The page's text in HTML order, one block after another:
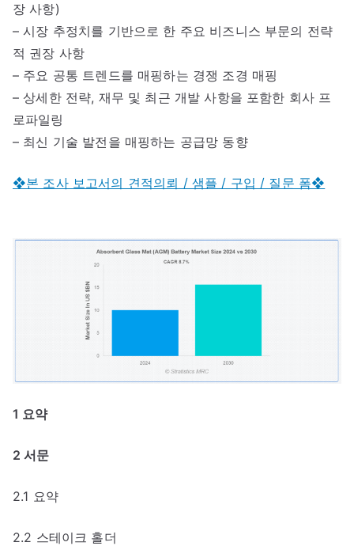
장 사항)
– 시장 추정치를 기반으로 한 주요 비즈니스 부문의 전략
적 권장 사항
– 주요 공통 트렌드를 매핑하는 경쟁 조경 매핑
– 상세한 전략, 재무 및 최근 개발 사항을 포함한 회사 프
로파일링
– 최신 기술 발전을 매핑하는 공급망 동향
❖본 조사 보고서의 견적의뢰 / 샘플 / 구입 / 질문 폼❖
1 요약
2 서문
2.1 요약
2.2 스테이크 홀더